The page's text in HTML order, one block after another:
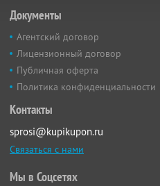
Документы
Агентский договор
Лицензионный договор
Публичная оферта
Политика конфиденциальности
Контакты
sprosi@kupikupon.ru
Связаться с нами
Мы в Соцсетях